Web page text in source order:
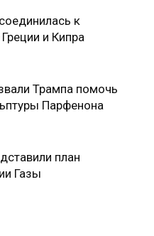
к
и Кипра
Трампа помочь
Парфенона
план
Газы